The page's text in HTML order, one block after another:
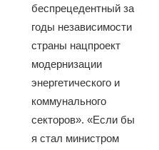
беспрецедентный за
годы независимости
страны нацпроект
модернизации
энергетического и
коммунального
секторов». «Если бы
я стал министром